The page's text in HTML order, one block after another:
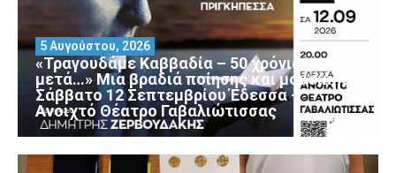
«Τραγουδάμε Καββαδία – 50 χρόνια
μετά…» Μια βραδιά ποίησης και μουσικής
Σάββατο 12 Σεπτεμβρίου Έδεσσα –
Ανοιχτό Θέατρο Γαβαλιώτισσας
5 Αυγούστου, 2026